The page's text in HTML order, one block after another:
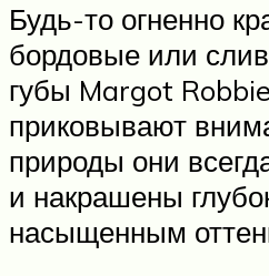
Будь-то огненно
бордовые или
губы Margot
приковывают
природы они
и накрашены
насыщенным